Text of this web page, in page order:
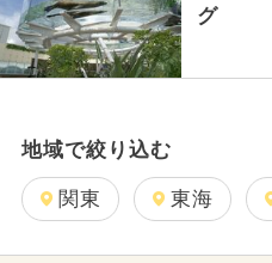
グ
地域で絞り込む
関東 東海